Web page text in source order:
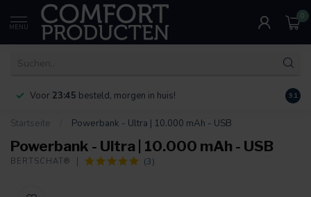
MENU
0
Voor 23:45 besteld, morgen in huis! 9.1
Startseite Powerbank - Ultra | 10.000 mAh - USB
Powerbank - Ultra | 10.000 mAh - USB
BERTSCHAT® (3)